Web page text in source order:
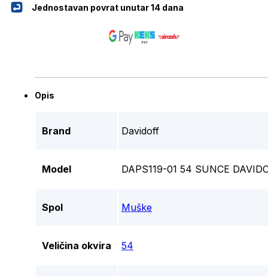
Jednostavan povrat unutar 14 dana
Opis
Brand Davidoff
Model DAPS119-01 54 SUNCE
Spol Muške
Veličina okvira 54